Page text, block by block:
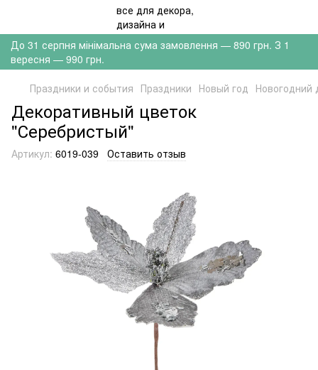
До 31 серпня мінімальна сума замовлення — 890 грн. З 1
вересня — 990 грн.
Праздники и события Праздники Новый год Новогодний
Декоративный цветок
"Серебристый"
Артикул: 6019-039 Оставить отзыв